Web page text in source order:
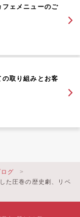
フェメニューのご
の取り組みとお客
ログ
た圧巻の歴史劇、リベ